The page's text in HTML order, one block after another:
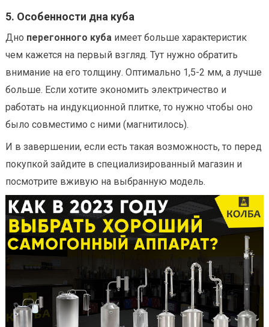
5. Особенности дна куба
Дно перегонного куба имеет больше характеристик
чем кажется на первый взгляд. Тут нужно обратить
внимание на его толщину. Оптимально 1,5-2 мм, а лучше
больше. Если хотите экономить электричество и
работать на индукционной плитке, то нужно чтобы оно
было совместимо с ними (магнитилось).
И в завершении, если есть такая возможность, то перед
покупкой зайдите в специализированный магазин и
посмотрите вживую на выбранную модель.